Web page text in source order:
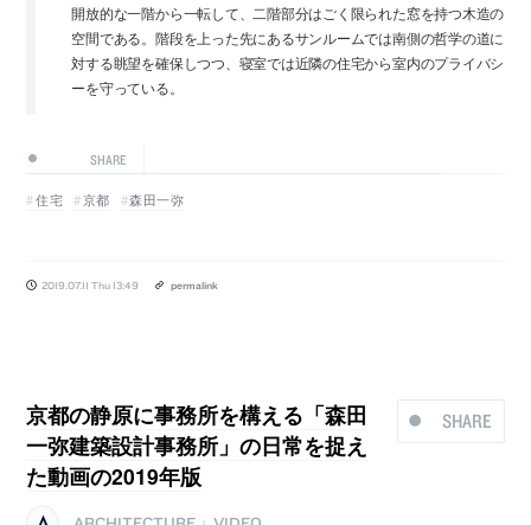
開放的な一階から一転して、二階部分はごく限られた窓を持つ木造の
空間である。階段を上った先にあるサンルームでは南側の哲学の道に
対する眺望を確保しつつ、寝室では近隣の住宅から室内のプライバシ
ーを守っている。
SHARE
住宅 京都 森田一弥
2019.07.11 Thu 13:49 permalink
SHARE
京都の静原に事務所を構える「森田
一弥建築設計事務所」の日常を捉え
た動画の2019年版